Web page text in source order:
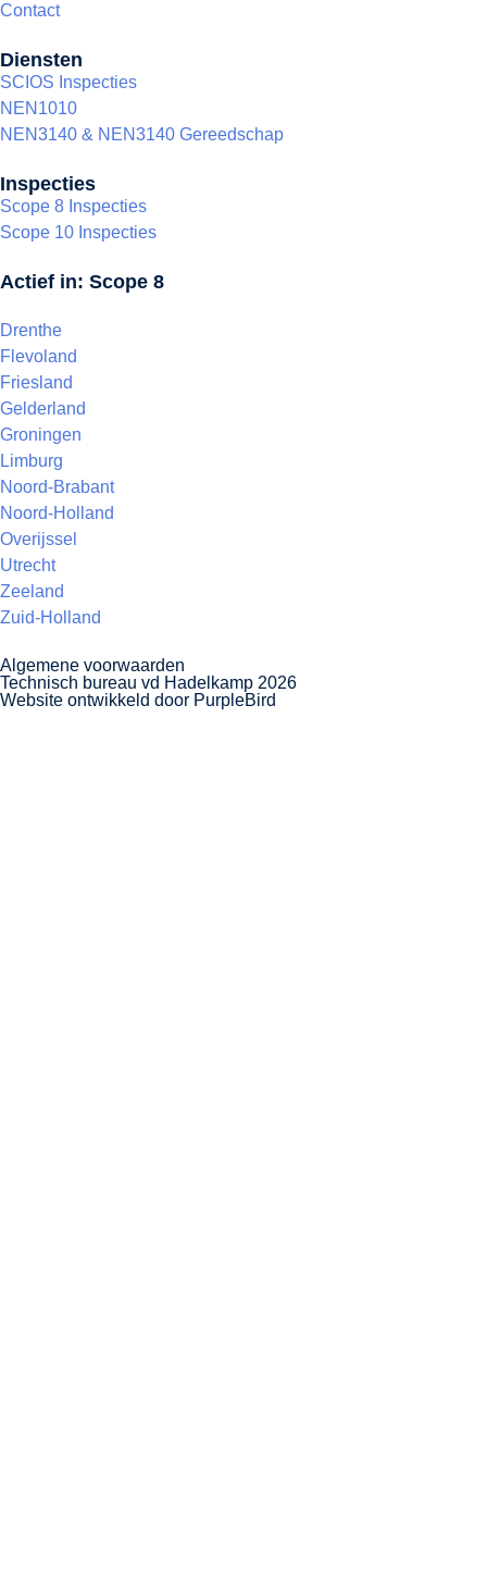
Contact
Diensten
SCIOS Inspecties
NEN1010
NEN3140 & NEN3140 Gereedschap
Inspecties
Scope 8 Inspecties
Scope 10 Inspecties
Actief in: Scope 8
Drenthe
Flevoland
Friesland
Gelderland
Groningen
Limburg
Noord-Brabant
Noord-Holland
Overijssel
Utrecht
Zeeland
Zuid-Holland
Algemene voorwaarden
Technisch bureau vd Hadelkamp 2026
Website ontwikkeld door PurpleBird